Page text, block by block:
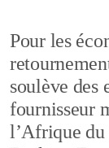
Pour les
soulève des
fournisseur
l’Afrique